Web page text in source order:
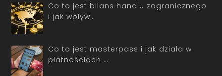
Co to jest bilans handlu zagranicznego
i jak wpływ…
Co to jest masterpass i jak działa w
płatnościach …